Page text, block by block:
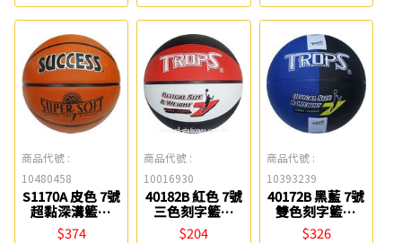
商品代號 :
10480458
S1170A 皮色 7號
超黏深溝籃球
Success成功
$374
商品代號 :
10016930
40182B 紅色 7號
三色刻字籃球
TROPS 特波士
$204
商品代號 :
10393239
40172B 黑藍 7號
雙色刻字籃球
TROPS 特波士
$326